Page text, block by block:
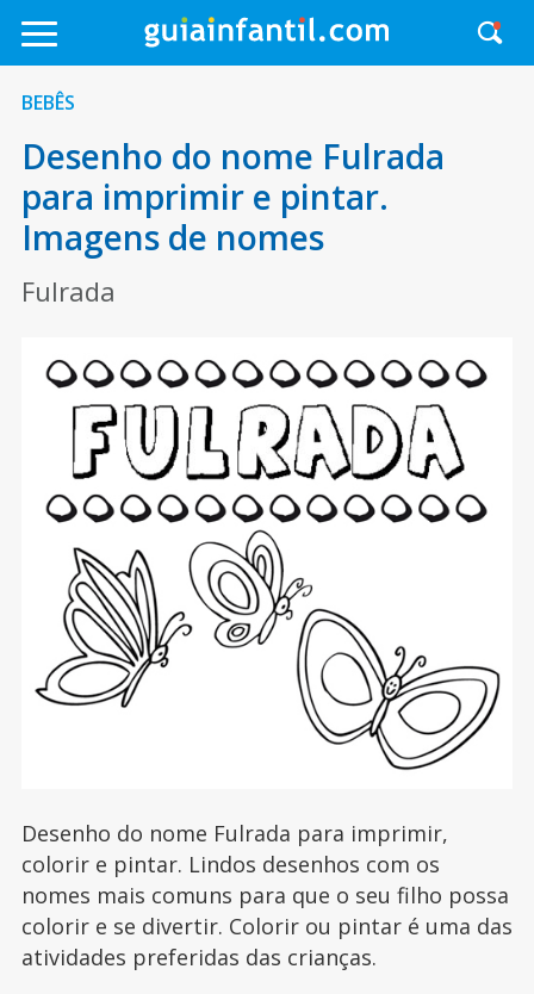
BEBÊS
Desenho do nome Fulrada
para imprimir e pintar.
Imagens de nomes
Fulrada
Desenho do nome Fulrada para imprimir,
colorir e pintar. Lindos desenhos com os
nomes mais comuns para que o seu filho possa
colorir e se divertir. Colorir ou pintar é uma das
atividades preferidas das crianças.